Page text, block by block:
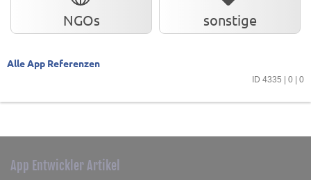
NGOs sonstige
Alle App Referenzen
ID 4335 | 0 | 0
App Entwickler Artikel